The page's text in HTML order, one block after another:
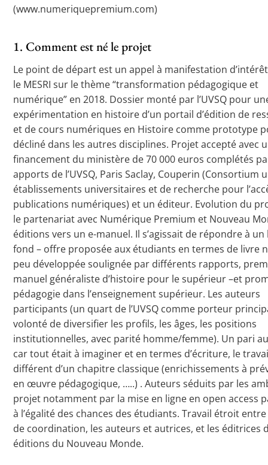
(www.numeriquepremium.com)
1. Comment est né le projet
Le point de départ est un appel à manifestation
le MESRI sur le thème “transformation pédagogique et
numérique” en 2018. Dossier monté par l’UVSQ pour
expérimentation en histoire d’un portail d’édition de
et de cours numériques en Histoire comme prototype
décliné dans les autres disciplines. Projet accepté avec
financement du ministère de 70 000 euros complétés
apports de l’UVSQ, Paris Saclay, Couperin (Consortium
établissements universitaires et de recherche pour
publications numériques) et un éditeur. Evolution du
le partenariat avec Numérique Premium et Nouveau
éditions vers un e-manuel. Il s’agissait de répondre à
fond – offre proposée aux étudiants en termes de livre
peu développée soulignée par différents rapports,
manuel généraliste d’histoire pour le supérieur –et
pédagogie dans l’enseignement supérieur. Les auteurs
participants (un quart de l’UVSQ comme porteur
volonté de diversifier les profils, les âges, les positions
institutionnelles, avec parité homme/femme). Un pari
car tout était à imaginer et en termes d’écriture, le
différent d’un chapitre classique (enrichissements à
en œuvre pédagogique, …..) . Auteurs séduits par les
projet notamment par la mise en ligne en open access
à l’égalité des chances des étudiants. Travail étroit entre
de coordination, les auteurs et autrices, et les éditrices
éditions du Nouveau Monde.